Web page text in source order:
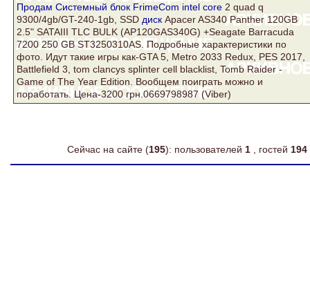
Продам Системный блок FrimeCom intel core 2 quad q
9300/4gb/GT-240-1gb, SSD диск Apacer AS340 Panther 120GB
2.5" SATAIII TLC BULK (AP120GAS340G) +Seagate Barracuda
7200 250 GB ST3250310AS. Подробные характеристики по
фото. Идут такие игры как-GTA 5, Metro 2033 Redux, PES 2017,
Battlefield 3, tom clancys splinter cell blacklist, Tomb Raider -
Game of The Year Edition. Вообщем поиграть можно и
поработать. Цена-3200 грн.0669798987 (Viber)
Сейчас на сайте (195): пользователей 1 , гостей 194